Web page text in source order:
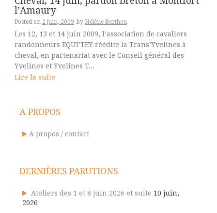
l’Amaury
Posted on 2 juin, 2009 by Hélène Berthou
Les 12, 13 et 14 juin 2009, l’association de cavaliers
randonneurs EQUI’TEY réédite la Trans’Yvelines à
cheval, en partenariat avec le Conseil général des
Yvelines et Yvelines T...
Lire la suite
A PROPOS
A propos / contact
DERNIÈRES PARUTIONS
Ateliers des 1 et 8 juin 2026 et suite 10 juin,
2026